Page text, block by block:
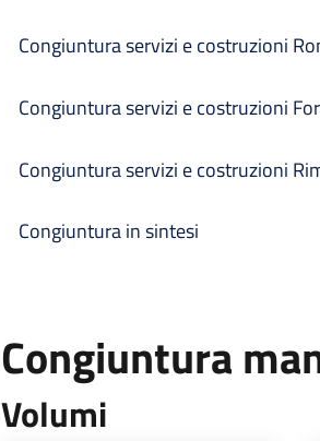
Congiuntura servizi e costruzioni
Congiuntura servizi e costruzioni
Congiuntura servizi e costruzioni
Congiuntura in sintesi
Congiuntura
Volumi